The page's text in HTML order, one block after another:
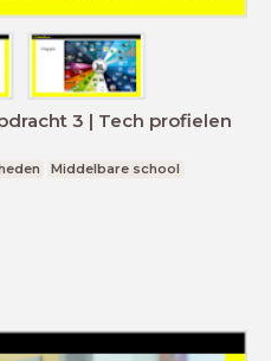
3 | Tech profielen
Middelbare school